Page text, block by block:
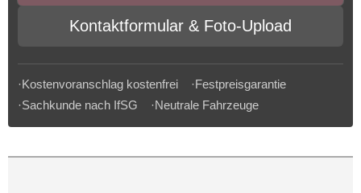
Kontaktformular & Foto-Upload
·Kostenvoranschlag kostenfrei ·Festpreisgarantie
·Sachkunde nach IfSG ·Neutrale Fahrzeuge